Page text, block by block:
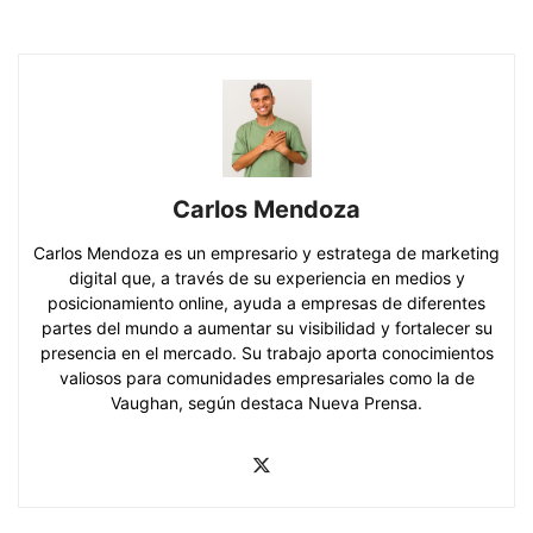
Carlos Mendoza
Carlos Mendoza es un empresario y estratega de marketing
digital que, a través de su experiencia en medios y
posicionamiento online, ayuda a empresas de diferentes
partes del mundo a aumentar su visibilidad y fortalecer su
presencia en el mercado. Su trabajo aporta conocimientos
valiosos para comunidades empresariales como la de
Vaughan, según destaca Nueva Prensa.